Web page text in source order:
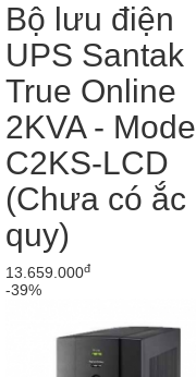
Bộ lưu điện
UPS Santak
True Online
2KVA - Model
C2KS-LCD
(Chưa có ắc
quy)
13.659.000đ
-39%